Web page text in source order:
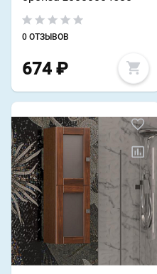
0 ОТЗЫВОВ
674 ₽